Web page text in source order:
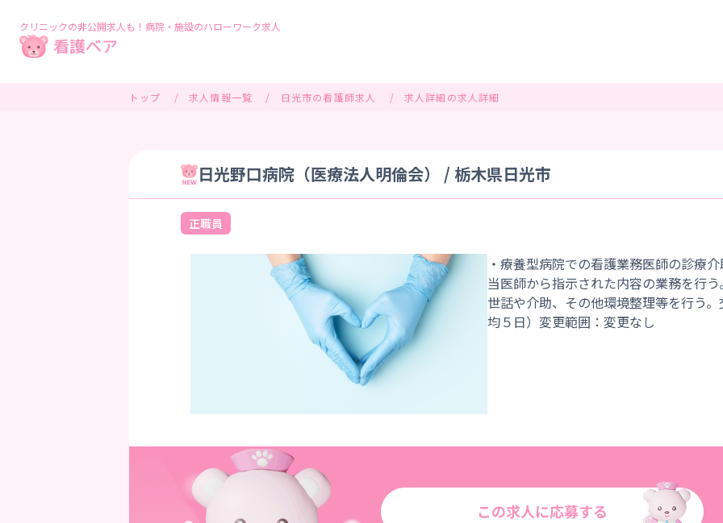
クリニックの非公開求人も！病院・施設のハローワーク求人
トップ 求人情報一覧 日光市の看護師求人 求人詳細の求人詳細
日光野口病院（医療法人明倫会） / 栃木県日光市
正職員
・療養型病院での看護業務医師の診療
当医師から指示された内容の業務を行
世話や介助、その他環境整理等を行う